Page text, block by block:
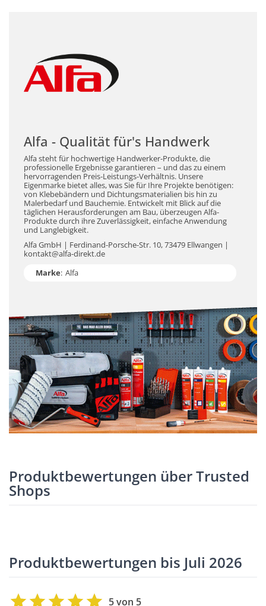
Alfa - Qualität für's Handwerk
Alfa steht für hochwertige Handwerker-Produkte, die
professionelle Ergebnisse garantieren – und das zu einem
hervorragenden Preis-Leistungs-Verhältnis. Unsere
Eigenmarke bietet alles, was Sie für Ihre Projekte benötigen:
von Klebebändern und Dichtungsmaterialien bis hin zu
Malerbedarf und Bauchemie. Entwickelt mit Blick auf die
täglichen Herausforderungen am Bau, überzeugen Alfa-
Produkte durch ihre Zuverlässigkeit, einfache Anwendung
und Langlebigkeit.
Alfa GmbH | Ferdinand-Porsche-Str. 10, 73479 Ellwangen |
kontakt@alfa-direkt.de
Marke: Alfa
Produktbewertungen über Trusted
Shops
Produktbewertungen bis Juli 2026
5 von 5